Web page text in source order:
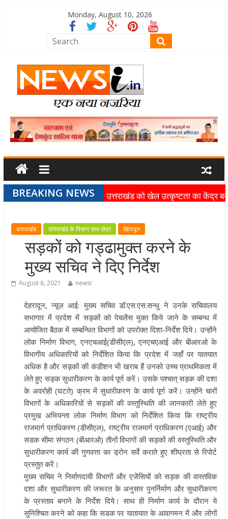
Monday, August 10, 2026
BREAKING NEWS
उत्तराखंड को खेल उत्कृष्टता का केंद्र
स्पोर्ट्स यूनिवर्सिटी परियोजना
खेल प्रतिभाओं को हरसंभव प्रोत्साहन
विश्वस्तरीय सुविधाएँ उपलब्ध कराना
की प्राथमिकता: मुख्यमंत्री धामी
राज्य के खिलाड़ियों ने अंतरराष्ट्रीय मंच
गुणवत्ता से कोई समझौता नहीं, सभी कार्य
समय में पूर्ण हों: मुख्यमंत्री
खेल विजन, नई खेल नीति और लिगेसी
के अनुरूप आधुनिक खेल अवसंरचना
विकसित करने के निर्देश
उत्तराखंड उत्तराखंड के विधान सभा क्षेत्र देहरादून
सड़कों को गड्ढामुक्त करने के
मुख्य सचिव ने दिए निर्देश
August 6, 2021 newsi
देहरादून, न्यूज़ आई: मुख्य सचिव डॉ.एस.एस.सन्धु ने उनके सचिवालय
सभागार में प्रदेश में सड़कों को पेचलैस मुक्त किये जाने के सम्बन्ध में
आयोजित बैठक में सम्बन्धित विभागों को उपरोक्त दिशा-निर्देश दिये। उन्होंने
लोक निर्माण विभाग, एनएचआई(डीसीएल), एनएचएआई और बीआरओ के
विभागीय अधिकारियों को निर्देशित किया कि प्रदेश में जहाँ पर यातयात
अधिक है और सड़कों की कंडीशन भी खराब हैं उनको उच्च प्राथमिकता में
लेते हुए सड़क सुधारीकरण के कार्य पूर्ण करें। उसके पश्चात् सड़क की दशा
के अवरोही (घटते) क्रम में सुधारीकरण के कार्य पूर्ण करें। उन्होंने चारों
विभागों के अधिकारियों से सड़कों की वस्तुस्थिति की जानकारी लेते हुए
प्रमुख अभियन्ता लोक निर्माण विभाग को निर्देशित किया कि राष्ट्रीय
राजमार्ग प्राधिकरण (डीसीएल), राष्ट्रीय राजमार्ग प्राधिकरण (एआई) और
सडक सीमा संगठन (बीआरओ) तीनों विभागों की सड़कों की वस्तुस्थिति और
सुधारीकरण कार्य की गुणवत्ता का ड्रोन सर्वे कराते हुए शीघ्रता से रिपोर्ट
प्रस्तुत करें।
मुख्य सचिव ने निर्माणदायी विभागों और एजेंसियों को सड़क की वास्तविक
दशा और सुधारीकरण की जरूरत के अनुसार पुनर्निर्माण और सुधारीकरण
के प्रस्ताव बनाने के निर्देश दिये। साथ ही निर्माण कार्य के दौरान ये
सुनिश्चित करने को कहा कि सडक पर यातायात के आवागमन में और लोगों